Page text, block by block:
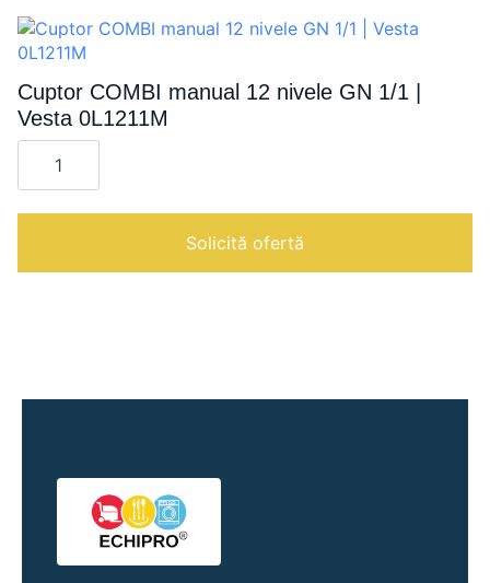
1/1
|
Vesta
0V1011E
Cuptor COMBI manual 12 nivele GN 1/1 |
Vesta 0L1211M
Cantitate
Cuptor
COMBI
12
1/1
Solicită ofertă